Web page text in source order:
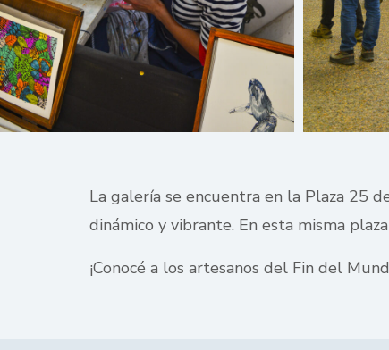
La galería se encuentra en la Plaza 25
dinámico y vibrante. En esta misma
¡Conocé a los artesanos del Fin del